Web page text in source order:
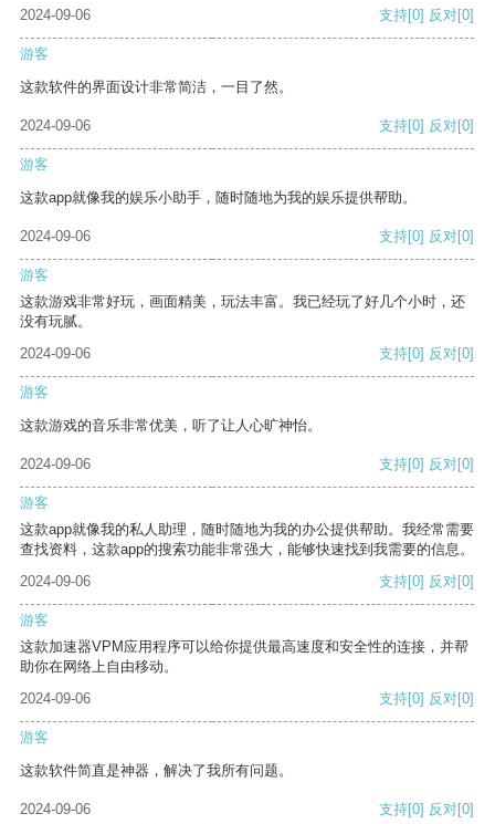
2024-09-06
支持[0] 反对[0]
游客
这款软件的界面设计非常简洁，一目了然。
2024-09-06 支持[0] 反对[0]
游客
这款app就像我的娱乐小助手，随时随地为我的娱乐提供帮助。
2024-09-06 支持[0] 反对[0]
游客
这款游戏非常好玩，画面精美，玩法丰富。我已经玩了好几个小时，还
没有玩腻。
2024-09-06
支持[0] 反对[0]
游客
这款游戏的音乐非常优美，听了让人心旷神怡。
2024-09-06 支持[0] 反对[0]
游客
这款app就像我的私人助理，随时随地为我的办公提供帮助。我经常需要
查找资料，这款app的搜索功能非常强大，能够快速找到我需要的信息。
2024-09-06
支持[0] 反对[0]
游客
这款加速器VPM应用程序可以给你提供最高速度和安全性的连接，并帮
助你在网络上自由移动。
2024-09-06
支持[0] 反对[0]
游客
这款软件简直是神器，解决了我所有问题。
2024-09-06 支持[0] 反对[0]